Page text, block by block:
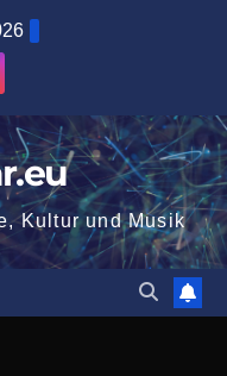
Kultur und Musik